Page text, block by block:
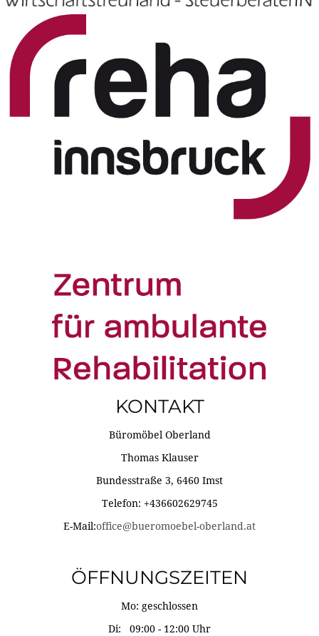
KONTAKT
Büromöbel Oberland
Thomas Klauser
Bundesstraße 3, 6460 Imst
Telefon: +436602629745
E-Mail:office@bueromoebel-oberland.at
ÖFFNUNGSZEITEN
Mo: geschlossen
Di: 09:00 - 12:00 Uhr